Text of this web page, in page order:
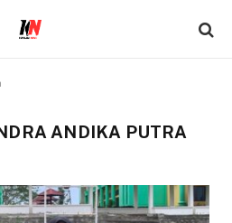
ANDIKA PUTRA